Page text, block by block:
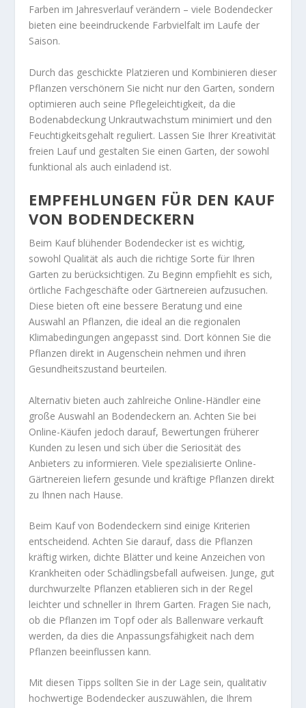
Farben im Jahresverlauf verändern – viele Bodendecker
bieten eine beeindruckende Farbvielfalt im Laufe der
Saison.
Durch das geschickte Platzieren und Kombinieren dieser
Pflanzen verschönern Sie nicht nur den Garten, sondern
optimieren auch seine Pflegeleichtigkeit, da die
Bodenabdeckung Unkrautwachstum minimiert und den
Feuchtigkeitsgehalt reguliert. Lassen Sie Ihrer Kreativität
freien Lauf und gestalten Sie einen Garten, der sowohl
funktional als auch einladend ist.
EMPFEHLUNGEN FÜR DEN KAUF
VON BODENDECKERN
Beim Kauf blühender Bodendecker ist es wichtig,
sowohl Qualität als auch die richtige Sorte für Ihren
Garten zu berücksichtigen. Zu Beginn empfiehlt es sich,
örtliche Fachgeschäfte oder Gärtnereien aufzusuchen.
Diese bieten oft eine bessere Beratung und eine
Auswahl an Pflanzen, die ideal an die regionalen
Klimabedingungen angepasst sind. Dort können Sie die
Pflanzen direkt in Augenschein nehmen und ihren
Gesundheitszustand beurteilen.
Alternativ bieten auch zahlreiche Online-Händler eine
große Auswahl an Bodendeckern an. Achten Sie bei
Online-Käufen jedoch darauf, Bewertungen früherer
Kunden zu lesen und sich über die Seriosität des
Anbieters zu informieren. Viele spezialisierte Online-
Gärtnereien liefern gesunde und kräftige Pflanzen direkt
zu Ihnen nach Hause.
Beim Kauf von Bodendeckern sind einige Kriterien
entscheidend. Achten Sie darauf, dass die Pflanzen
kräftig wirken, dichte Blätter und keine Anzeichen von
Krankheiten oder Schädlingsbefall aufweisen. Junge, gut
durchwurzelte Pflanzen etablieren sich in der Regel
leichter und schneller in Ihrem Garten. Fragen Sie nach,
ob die Pflanzen im Topf oder als Ballenware verkauft
werden, da dies die Anpassungsfähigkeit nach dem
Pflanzen beeinflussen kann.
Mit diesen Tipps sollten Sie in der Lage sein, qualitativ
hochwertige Bodendecker auszuwählen, die Ihrem